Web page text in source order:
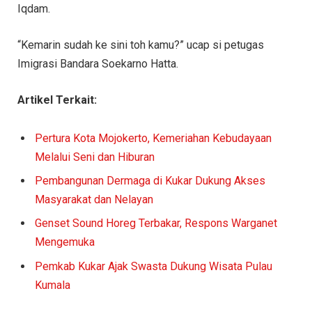
Iqdam.
“Kemarin sudah ke sini toh kamu?” ucap si petugas
Imigrasi Bandara Soekarno Hatta.
Artikel Terkait:
Pertura Kota Mojokerto, Kemeriahan Kebudayaan
Melalui Seni dan Hiburan
Pembangunan Dermaga di Kukar Dukung Akses
Masyarakat dan Nelayan
Genset Sound Horeg Terbakar, Respons Warganet
Mengemuka
Pemkab Kukar Ajak Swasta Dukung Wisata Pulau
Kumala